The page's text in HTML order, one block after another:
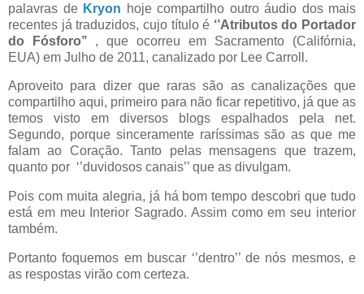
palavras de Kryon hoje compartilho outro áudio dos mais
recentes já traduzidos, cujo título é ‘’Atributos do Portador
do Fósforo’’ , que ocorreu em Sacramento (Califórnia,
EUA) em Julho de 2011, canalizado por Lee Carroll.
Aproveito para dizer que raras são as canalizações que
compartilho aqui, primeiro para não ficar repetitivo, já que as
temos visto em diversos blogs espalhados pela net.
Segundo, porque sinceramente raríssimas são as que me
falam ao Coração. Tanto pelas mensagens que trazem,
quanto por ‘’duvidosos canais’’ que as divulgam.
Pois com muita alegria, já há bom tempo descobri que tudo
está em meu Interior Sagrado. Assim como em seu interior
também.
Portanto foquemos em buscar ‘’dentro’’ de nós mesmos, e
as respostas virão com certeza.